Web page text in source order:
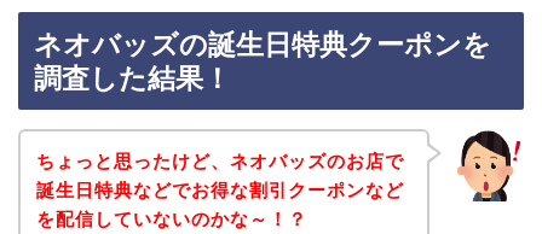
ネオバッズの誕生日特典クーポンを
調査した結果！
ちょっと思ったけど、ネオバッズのお店で
誕生日特典などでお得な割引クーポンなど
を配信していないのかな～！？